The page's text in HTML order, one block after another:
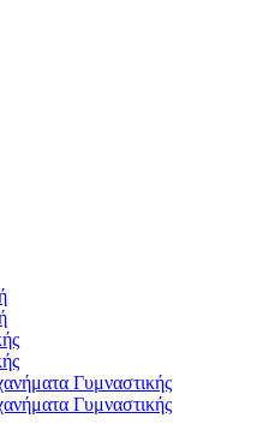
Γυμναστικής
Γυμναστικής